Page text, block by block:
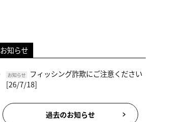
お知らせ
お知らせ
フィッシング詐欺にご注意ください
[26/7/18]
過去のお知らせ